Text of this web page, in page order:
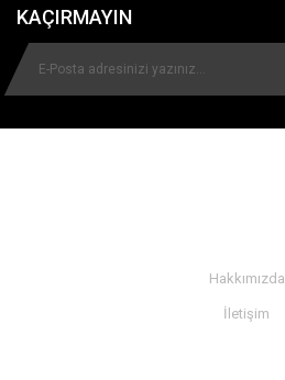
KAÇIRMAYIN
Hakkımızda
İletişim